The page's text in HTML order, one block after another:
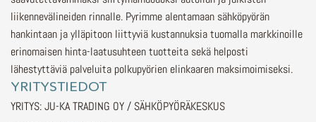
liikennevälineiden rinnalle. Pyrimme alentamaan sähköpyörän
hankintaan ja ylläpitoon liittyviä kustannuksia tuomalla markkinoille
erinomaisen hinta-laatusuhteen tuotteita sekä helposti
lähestyttäviä palveluita polkupyörien elinkaaren maksimoimiseksi.
YRITYSTIEDOT
YRITYS: JU-KA TRADING OY / SÄHKÖPYÖRÄKESKUS